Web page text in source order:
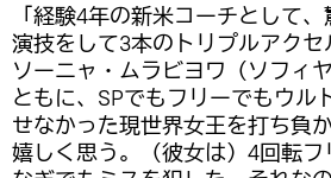
「経験4年の新米コーチとして
演技をして3本のトリプルアク
ソーニャ・ムラビヨワ（ソフィ
ともに、SPでもフリーでもウル
せなかった現世界女王を打ち負
嬉しく思う。（彼女は）4回転